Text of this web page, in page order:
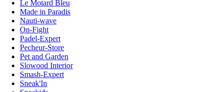
Le Motard Bleu
Made in Paradis
Nauti-wave
On-Fight
Padel-Expert
Pecheur-Store
Pet and Garden
Slowood Interior
Smash-Expert
Sneak'In